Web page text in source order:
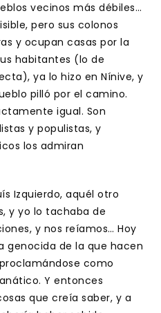
vecinos más débiles…
pero sus colonos
y ocupan casas por la
habitantes (lo de
ya lo hizo en Nínive, y
pilló por el camino.
igual. Son
y populistas, y
los admiran
Izquierdo, aquél otro
y yo lo tachaba de
y nos reíamos… Hoy
genocida de la que hacen
como
Y entonces
que creía saber, y a